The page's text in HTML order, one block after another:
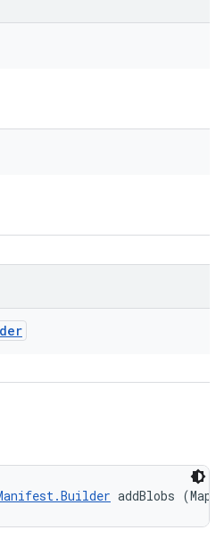
addBlobs